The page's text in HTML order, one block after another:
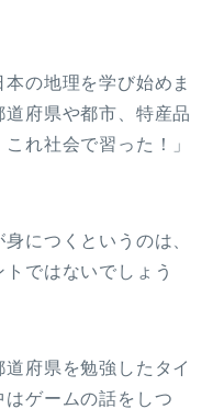
の地理を学び始めま
府県や都市、特産品
れ社会で習った！」
につくというのは、
ではないでしょう
府県を勉強したタイ
はゲームの話をしつ